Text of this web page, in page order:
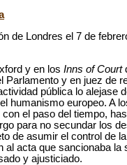
de Londres el 7 de
y en los Inns of Court
Parlamento y en juez de
pública lo
humanismo europeo. A
el paso del tiempo,
para no secundar los
de asumir el control de
al acta que sancionaba
y ajusticiado.